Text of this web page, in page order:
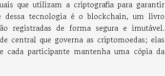
que utilizam a criptografia para garantir
dessa tecnologia é o blockchain, um livro
registradas de forma segura e imutável.
central que governa as criptomoedas; elas
cada participante mantenha uma cópia da